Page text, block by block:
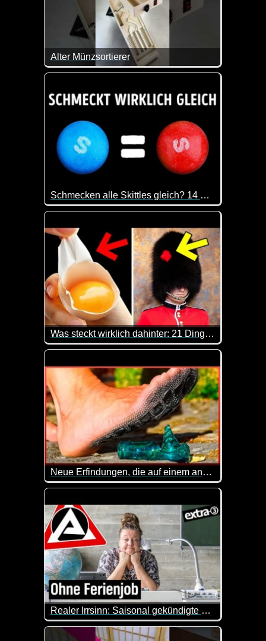
Alter Münzsortierer
Das Teil ist doch klasse!
Schmecken alle Skittles gleich? 14 Mythen und Fakten über Süßigkeiten
Es ist doch immer wieder spannend, was man so
Was steckt wirklich dahinter: 21 Dinge mit verblüffendem Hintergrund
Hier kannst du mal wieder was lernen. Immer
Neue Erfindungen, die auf einem anderen Level sind - Teil 5
Gleich die erste Erfindung mit der im Auto
Realer Irrsinn: Saisonal gekündigte Lehrer*innen - extra 3
Wir haben zu wenig Lehrerinnen und Lehrer.